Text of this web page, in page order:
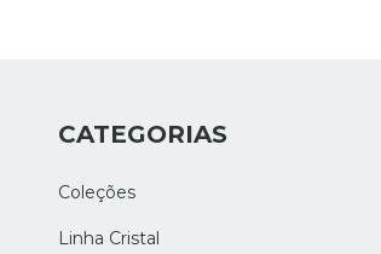
CATEGORIAS
Coleções
Linha Cristal